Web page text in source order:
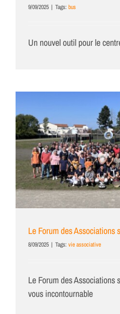
9/09/2025 | Tags: bus
Un nouvel outil pour le
Le Forum des Associations
8/09/2025 | Tags: vie associative
Le Forum des Associations
vous incontournable